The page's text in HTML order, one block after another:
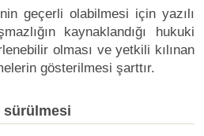
geçerli olabilmesi için yazılı
kaynaklandığı hukuki
olması ve yetkili kılınan
gösterilmesi şarttır.
sürülmesi